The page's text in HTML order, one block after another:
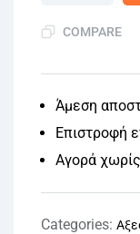
COMPARE
Άμεση
Επιστροφή
Αγορά
Categories: